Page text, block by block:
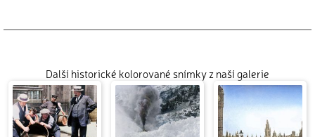
Další historické kolorované snímky z naší galerie